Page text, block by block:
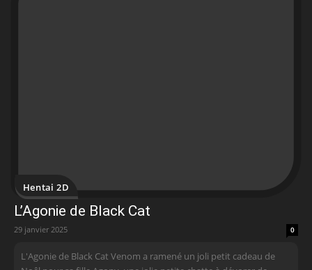
Hentai 2D
L’Agonie de Black Cat
29 janvier 2025 0
L'Agonie de Black Cat Venom a ramené un joli petit cadeau de